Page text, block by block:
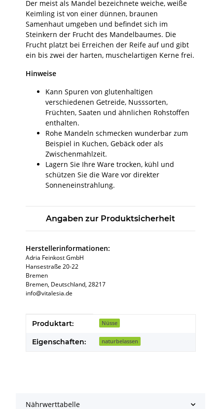
Der meist als Mandel bezeichnete weiche, weiße
Keimling ist von einer dünnen, braunen
Samenhaut umgeben und befindet sich im
Steinkern der Frucht des Mandelbaumes. Die
Frucht platzt bei Erreichen der Reife auf und gibt
ein bis zwei der harten, muschelartigen Kerne frei.
Hinweise
Kann Spuren von glutenhaltigen
verschiedenen Getreide, Nusssorten,
Früchten, Saaten und ähnlichen Rohstoffen
enthalten.
Rohe Mandeln schmecken wunderbar zum
Beispiel in Kuchen, Gebäck oder als
Zwischenmahlzeit.
Lagern Sie Ihre Ware trocken, kühl und
schützen Sie die Ware vor direkter
Sonneneinstrahlung.
Angaben zur Produktsicherheit
Herstellerinformationen:
Adria Feinkost GmbH
Hansestraße 20-22
Bremen
Bremen, Deutschland, 28217
info@vitalesia.de
Produkteigenschaft
Wert
Produktart: Nüsse
Eigenschaften: naturbelassen
Nährwerttabelle